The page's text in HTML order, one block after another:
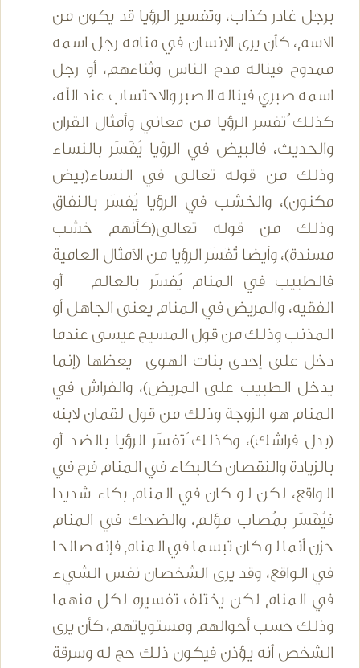
برجل غادر كذاب، وتفسير الرؤيا قد يكون من
الاسم، كأن يرى الإنسان في منامه رجل اسمه
ممدوح فيناله مدح الناس وثناءهم، أو رجل
اسمه صبري فيناله الصبر والاحتساب عند الله،
كذلك ُتفسر الرؤيا من معاني وأمثال القران
والحديث، فالبيض في الرؤيا يُفَسَر بالنساء
وذلك من قوله تعالى في النساء(بيض
مكنون)، والخشب في الرؤيا يُفسَر بالنفاق
وذلك من قوله تعالى(كأنهم خشب
مسندة)، وأيضا تُفَسَر الرؤيا من الأمثال العامية
فالطبيب في المنام يُفسَر بالعالم أو
الفقيه، والمريض في المنام يعنى الجاهل أو
المذنب وذلك من قول المسيح عيسى عندما
دخل على إحدى بنات الهوى يعظها (إنما
يدخل الطبيب على المريض)، والفراش في
المنام هو الزوجة وذلك من قول لقمان لابنه
(بدل فراشك)، وكذلك ُتفسَر الرؤيا بالضد أو
بالزيادة والنقصان كالبكاء في المنام فرح في
الواقع، لكن لو كان في المنام بكاء شديدا
فيُفَسَر بمُصاب مؤلم، والضحك في المنام
حزن أنما لو كان تبسما في المنام فإنه صالحا
في الواقع، وقد يرى الشخصان نفس الشيء
في المنام لكن يختلف تفسيره لكل منهما
وذلك حسب أحوالهم ومستوياتهم، كأن يرى
الشخص أنه يؤذن فيكون ذلك حج له وسرقة